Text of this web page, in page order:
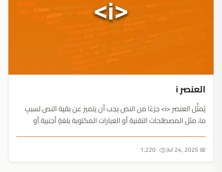
العنصر i
يُمثِّل العنصر <i> جزءًا من النص يجب أن يتميز عن بقية النص لسببٍ
ما، مثل المصطلحات التقنية أو العبارات المكتوبة بلغةٍ أجنبية أو
عادةً بخطٍ مائل....📅 Jul 24, 2025